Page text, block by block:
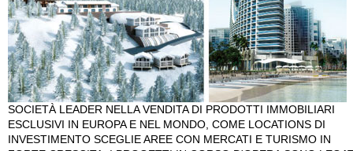
SOCIETÀ LEADER NELLA VENDITA DI PRODOTTI IMMOBILIARI
ESCLUSIVI IN EUROPA E NEL MONDO, COME LOCATIONS DI
INVESTIMENTO SCEGLIE AREE CON MERCATI E TURISMO IN